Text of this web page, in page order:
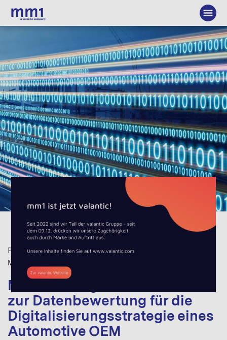
PROJEKTBEISPIELE DATA THINKING,DIGITAL INNOVATION
MOBILITY
Modellierung eines Verfahrens
zur Datenbewertung für die
Digitalisierungsstrategie eines
Automotive OEM